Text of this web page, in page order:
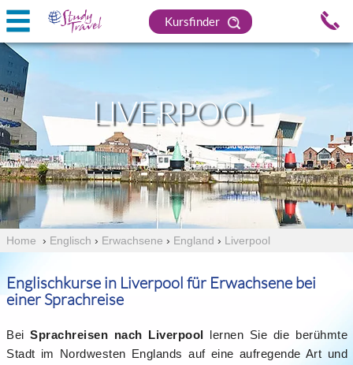
Kursfinder
LIVERPOOL
Home › Englisch › Erwachsene › England › Liverpool
Englischkurse in Liverpool für Erwachsene bei
einer Sprachreise
BeiSprachreisen nach Liverpool lernen Sie die berühmte
Stadt im Nordwesten Englands auf eine aufregende Art und